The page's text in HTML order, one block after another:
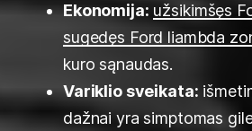
Ekonomija: užsikimšęs
sugedęs Ford liambda
kuro sąnaudas.
Variklio sveikata:
dažnai yra simptomas